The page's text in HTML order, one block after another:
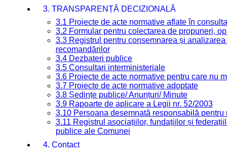
3. TRANSPARENȚĂ DECIZIONALĂ
3.1 Proiecte de acte normative aflate în
3.2 Formular pentru colectarea de propuneri,
3.3 Registrul pentru consemnarea și
recomandărilor
3.4 Dezbateri publice
3.5 Consultari interministeriale
3.6 Proiecte de acte normative pentru care nu
3.7 Proiecte de acte normative adoptate
3.8 Ședințe publice/ Anunțuri/ Minute
3.9 Rapoarte de aplicare a Legii nr. 52/2003
3.10 Persoana desemnată responsabilă
3.11 Registrul asociațiilor, fundațiilor și
publice ale Comunei
4. Contact